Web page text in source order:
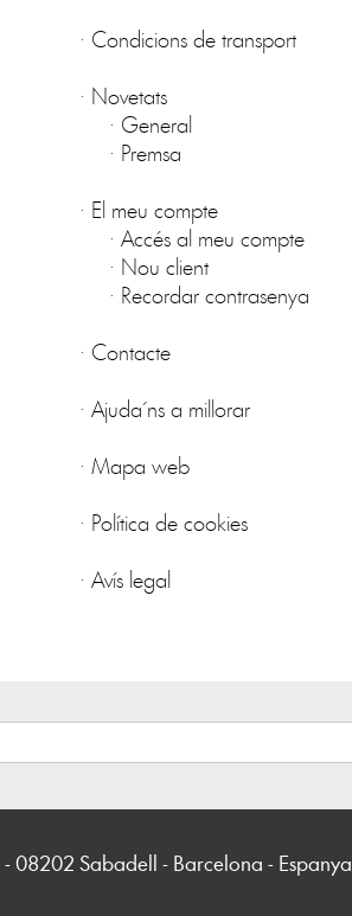
· Condicions de transport
· Novetats
· General
· Premsa
· El meu compte
· Accés al meu compte
· Nou client
· Recordar contrasenya
· Contacte
· Ajuda´ns a millorar
· Mapa web
· Política de cookies
· Avís legal
08202 Sabadell - Barcelona - Espanya